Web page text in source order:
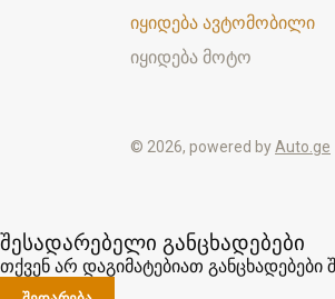
იყიდება ავტომობილი
იყიდება მოტო
© 2026, powered byAuto.ge
შესადარებელი განცხადებები
თქვენ არ დაგიმატებიათ განცხადებები